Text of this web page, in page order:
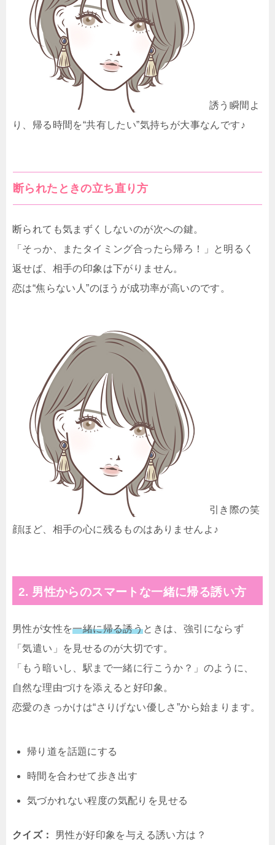
誘う瞬間よ
り、帰る時間を“共有したい”気持ちが大事なんです♪
断られたときの立ち直り方
断られても気まずくしないのが次への鍵。
「そっか、またタイミング合ったら帰ろ！」と明るく
返せば、相手の印象は下がりません。
恋は“焦らない人”のほうが成功率が高いのです。
引き際の笑
顔ほど、相手の心に残るものはありませんよ♪
2. 男性からのスマートな一緒に帰る誘い方
男性が女性を一緒に帰る誘うときは、強引にならず
「気遣い」を見せるのが大切です。
「もう暗いし、駅まで一緒に行こうか？」のように、
自然な理由づけを添えると好印象。
恋愛のきっかけは“さりげない優しさ”から始まります。
帰り道を話題にする
時間を合わせて歩き出す
気づかれない程度の気配りを見せる
クイズ： 男性が好印象を与える誘い方は？